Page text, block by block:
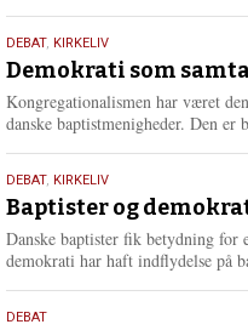
18.
maj
2026
DEBAT, KIRKELIV
Demokrati som
Kongregationalismen har været
danske baptistmenigheder. Den
18.
maj
2026
DEBAT, KIRKELIV
Baptister og
Danske baptister fik betydning for
demokrati har haft indflydelse på
18.
DEBAT